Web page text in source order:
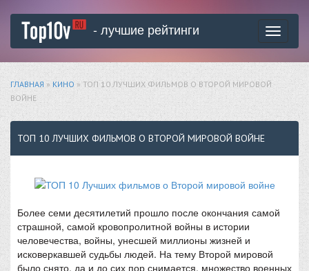
Toggle
- лучшие рейтинги
ГЛАВНАЯ »КИНО» ТОП 10 ЛУЧШИХ ФИЛЬМОВ О ВТОРОЙ МИРОВОЙ
ВОЙНЕ
ТОП 10 ЛУЧШИХ ФИЛЬМОВ О ВТОРОЙ МИРОВОЙ ВОЙНЕ
Более семи десятилетий прошло после окончания самой
страшной, самой кровопролитной войны в истории
человечества, войны, унесшей миллионы жизней и
исковеркавшей судьбы людей. На тему Второй мировой
было снято, да и до сих пор снимается, множество военных